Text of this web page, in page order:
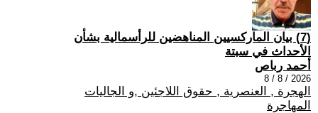
(7) بيان الماركسيين المناهضين للرأسمالية بشأن
الأحداث في سبتة
أحمد رباص
2026 / 8 / 8
الهجرة , العنصرية , حقوق اللاجئين ,و الجاليات
المهاجرة